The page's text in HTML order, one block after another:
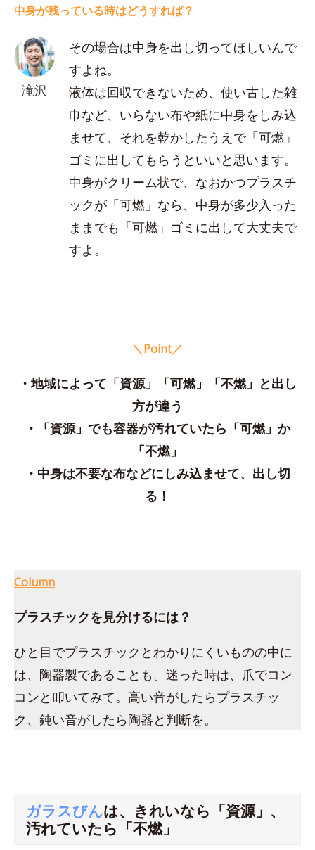
中身が残っている時はどうすれば？
滝沢
その場合は中身を出し切ってほしいんで
すよね。
液体は回収できないため、使い古した雑
巾など、いらない布や紙に中身をしみ込
ませて、それを乾かしたうえで「可燃」
ゴミに出してもらうといいと思います。
中身がクリーム状で、なおかつプラスチ
ックが「可燃」なら、中身が多少入った
ままでも「可燃」ゴミに出して大丈夫で
すよ。
＼Point／
・地域によって「資源」「可燃」「不燃」と出し
方が違う
・「資源」でも容器が汚れていたら「可燃」か
「不燃」
・中身は不要な布などにしみ込ませて、出し切
る！
Column
プラスチックを見分けるには？
ひと目でプラスチックとわかりにくいものの中に
は、陶器製であることも。迷った時は、爪でコン
コンと叩いてみて。高い音がしたらプラスチッ
ク、鈍い音がしたら陶器と判断を。
ガラスびんは、きれいなら「資源」、
汚れていたら「不燃」